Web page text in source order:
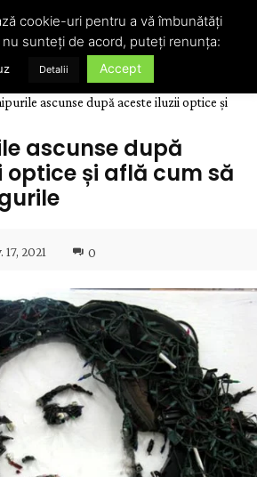
ascunse după aceste iluzii optice și
ascunse după
optice și află cum să
17, 2021 0
cookie-uri pentru a vă îmbunătăți
sunteți de acord, puteți renunța:
Detalii Accept